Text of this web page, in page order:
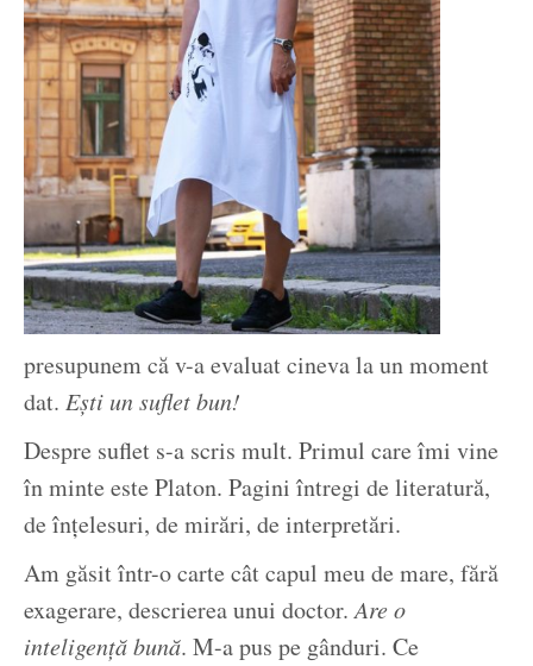
presupunem că v-a evaluat cineva la un moment
dat. Ești un suflet bun!
Despre suflet s-a scris mult. Primul care îmi vine
în minte este Platon. Pagini întregi de literatură,
de înțelesuri, de mirări, de interpretări.
Am găsit într-o carte cât capul meu de mare, fără
exagerare, descrierea unui doctor.Are o
inteligență bună. M-a pus pe gânduri. Ce